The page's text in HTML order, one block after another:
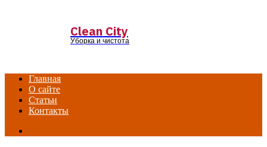
Сlean Сity
Уборка и чистота
Главная
О сайте
Статьи
Контакты